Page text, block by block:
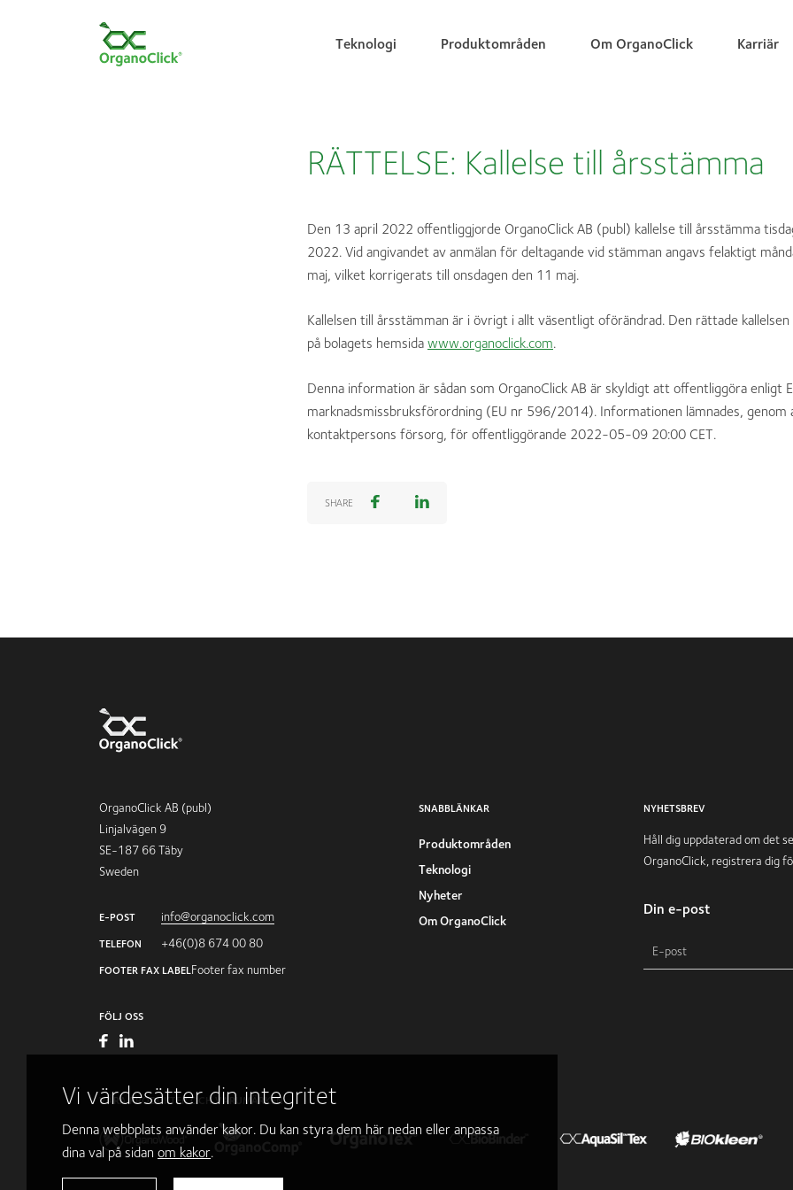
Teknologi Produktområden Om OrganoClick Karriär
RÄTTELSE: Kallelse till årsstämma
Den 13 april 2022 offentliggjorde OrganoClick AB (publ) kallelse till årsstämma
2022. Vid angivandet av anmälan för deltagande vid stämman angavs felaktigt
maj, vilket korrigerats till onsdagen den 11 maj.
Kallelsen till årsstämman är i övrigt i allt väsentligt oförändrad. Den rättade
på bolagets hemsida www.organoclick.com.
Denna information är sådan som OrganoClick AB är skyldigt att offentliggöra enligt
marknadsmissbruksförordning (EU nr 596/2014). Informationen lämnades, genom
kontaktpersons försorg, för offentliggörande 2022-05-09 20:00 CET.
SHARE
OrganoClick AB (publ)
Linjalvägen 9
SE-187 66 Täby
Sweden
E-POST info@organoclick.com
TELEFON +46(0)8 674 00 80
FOOTER FAX LABELFooter fax number
FÖLJ OSS
SNABBLÄNKAR
Produktområden
Teknologi
Nyheter
Om OrganoClick
NYHETSBREV
Håll dig uppdaterad om det
OrganoClick, registrera dig
Din e-post
VÅRA PRODUKTER OCH VARUMÄRKEN
Vi värdesätter din integritet
Denna webbplats använder kakor. Du kan styra dem här nedan eller anpassa
dina val på sidan om kakor.